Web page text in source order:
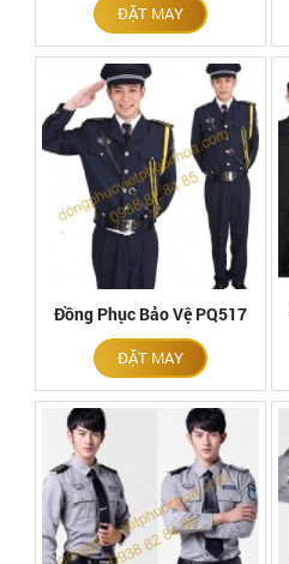
ĐẶT MAY
Đồng Phục Bảo Vệ PQ517
ĐẶT MAY